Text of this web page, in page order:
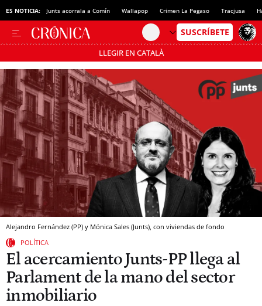
ES NOTICIA: Junts acorrala a Comín Wallapop Crimen La Pegaso Tracjusa
LLEGIR EN CATALÀ
Pásate al MODO AHORRO
Alejandro Fernández (PP) y Mónica Sales (Junts), con viviendas de fondo
POLÍTICA
El acercamiento Junts-PP llega al
Parlament de la mano del sector
inmobiliario